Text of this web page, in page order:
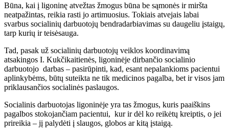
Būna, kai į ligoninę atvežtas žmogus būna be sąmonės ir miršta
neatpažintas, reikia rasti jo artimuosius. Tokiais atvejais labai
svarbus socialinių darbuotojų bendradarbiavimas su daugeliu įstaigų,
tarp kurių ir teisėsauga.
Tad, pasak už socialinių darbuotojų veiklos koordinavimą
atsakingos I. Kukčikaitienės, ligoninėje dirbančio socialinio
darbuotojo darbas – pasirūpinti, kad, esant nepalankioms pacientui
aplinkybėms, būtų suteikta ne tik medicinos pagalba, bet ir visos jam
priklausančios socialinės paslaugos.
Socialinis darbuotojas ligoninėje yra tas žmogus, kuris paaiškins
pagalbos stokojančiam pacientui, kur ir dėl ko reikėtų kreiptis, o jei
prireikia – jį palydėti į slaugos, globos ar kitą įstaigą.